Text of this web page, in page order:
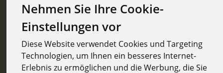
Nehmen Sie Ihre Cookie-
Einstellungen vor
Diese Website verwendet Cookies und Targeting
Technologien, um Ihnen ein besseres Internet-
Erlebnis zu ermöglichen und die Werbung, die Sie
Hersteller Ernährung Allergene